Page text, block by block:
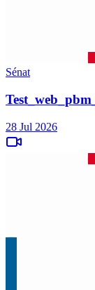
Sénat
28 Jul 2026